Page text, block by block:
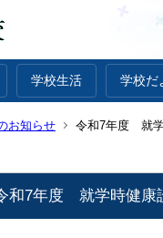
学校生活 学校だ
お知らせ 令和7年度 就
和7年度 就学時健